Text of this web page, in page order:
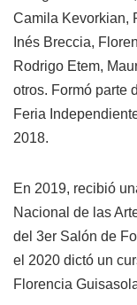
Camila Kevorkian,
Inés Breccia,
Rodrigo Etem,
otros. Formó parte
Feria
2018.
En 2019, recibió
Nacional de las
del 3er Salón de
el 2020 dictó un
Florencia